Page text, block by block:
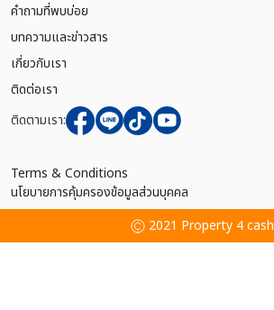
คำถามที่พบบ่อย
บทความและข่าวสาร
เกี่ยวกับเรา
ติดต่อเรา
ติดตามเรา:
Terms & Conditions
นโยบายการคุ้มครองข้อมูลส่วนบุคคล
2021 Property 4 cash